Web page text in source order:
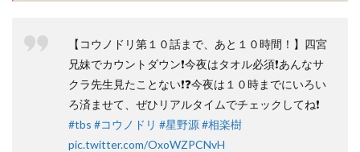
【コウノドリ第１０話まで、あと１０時間！】四宮
兄妹でカウントダウン❗️今夜はタオル必須❗️あんなサ
クラ先生見たことない❗️❓今夜は１０時までにいろい
ろ済ませて、ぜひリアルタイムでチェックしてね❗️
#tbs #コウノドリ #星野源#相楽樹
pic.twitter.com/OxoWZPCNvH